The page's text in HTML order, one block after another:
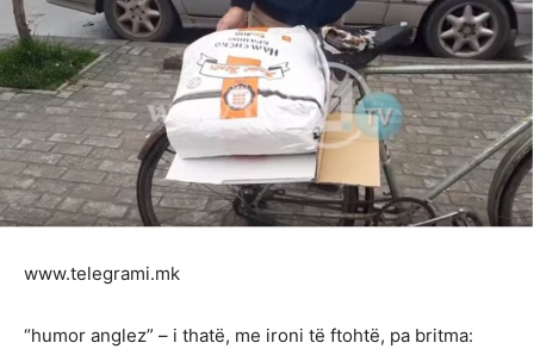
www.telegrami.mk
“humor anglez” – i thatë, me ironi të ftohtë, pa britma: